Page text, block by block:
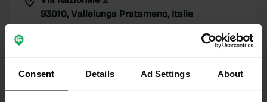
Consent Details Ad Settings About
93010, Vallelunga Pratameno, Italie
37.6829 13.83729